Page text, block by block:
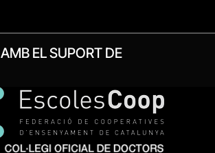
AMB EL SUPORT DE